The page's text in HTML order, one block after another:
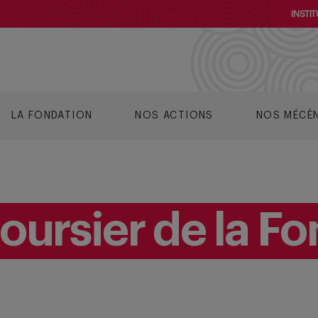
LA FONDATION NOS ACTIONS NOS
de la